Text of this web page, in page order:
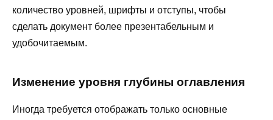
количество уровней, шрифты и отступы, чтобы
сделать документ более презентабельным и
удобочитаемым.
Изменение уровня глубины оглавления
Иногда требуется отображать только основные